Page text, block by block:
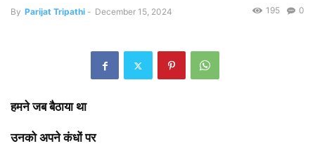
By Parijat Tripathi - December 15, 2024 0
195
हमने जब बैठाया था
उनको अपने कंधों पर